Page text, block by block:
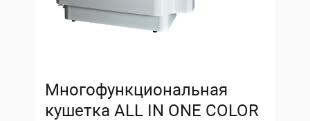
Многофункциональная
кушетка ALL IN ONE COLOR